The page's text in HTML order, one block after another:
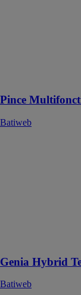
Pince
Batiweb
Genia Hybrid
Batiweb